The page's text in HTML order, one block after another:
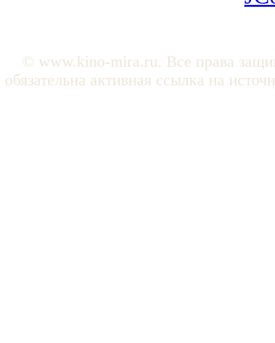
© www.kino-mira.ru. Все права
обязательна активная ссылка на